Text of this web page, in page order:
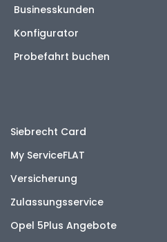
Businesskunden
Konfigurator
Probefahrt buchen
Siebrecht Card
My ServiceFLAT
Versicherung
Zulassungsservice
Opel 5Plus Angebote